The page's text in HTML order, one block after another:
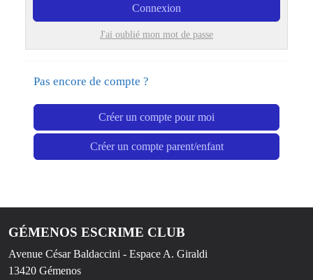
Connexion
J'ai oublié mon mot de passe
Pas encore de compte ?
Créer un compte pour moi
Créer un compte parent/enfant
GÉMENOS ESCRIME CLUB
Avenue César Baldaccini - Espace A. Giraldi
13420 Gémenos